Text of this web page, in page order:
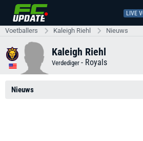
LIVE
Voetballers Kaleigh Riehl Nieuws
Kaleigh Riehl
Verdediger - Royals
Nieuws